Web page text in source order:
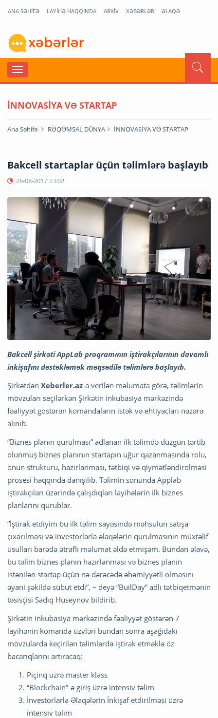
ANA SƏHİFƏ LAYİHƏ HAQQINDA ARXİV XƏBƏRLƏR ƏLAQƏ
İNNOVASİYA VƏ STARTAP
Ana Səhifə RƏQƏMSAL DÜNYA İNNOVASİYA VƏ STARTAP
Bakcell startaplar üçün təlimlərə başlayıb
28-08-2017 23:02
Bakcell şirkəti AppLab proqramının iştirakçılarının davamlı
inkişafını dəstəkləmək məqsədilə təlimlərə başlayıb.
Şirkətdən Xeberler.az-a verilən məlumata görə, təlimlərin
mövzuları seçilərkən Şirkətin inkubasiya mərkəzində
fəaliyyət göstərən komandaların istək və ehtiyacları nəzərə
alınıb.
“Biznes planın qurulması” adlanan ilk təlimdə düzgün tərtib
olunmuş biznes planının startapın uğur qazanmasında rolu,
onun strukturu, hazırlanması, tətbiqi və qiymətləndirolməsi
prosesi haqqında danışılıb. Təlimin sonunda Applab
iştirakçıları üzərində çalışdıqları layihələrin ilk biznes
planlarını qurublar.
“İştirak etdiyim bu ilk təlim sayəsində məhsulun satışa
çıxarılması və investorlarla əlaqələrin qurulmasının müxtəlif
üsulları barədə ətraflı məlumat əldə etmişəm. Bundan əlavə,
bu təlim biznes planın hazırlanması və biznes planın
istənilən startap üçün nə dərəcədə əhəmiyyətli olmasını
əyani şəkildə sübut etdi”, – deyə “BuilDay” adlı tətbiqetmənin
təsisçisi Sadıq Hüseynov bildirib.
Şirkətin inkubasiya mərkəzində fəaliyyət göstərən 7
layihənin komanda üzvləri bundan sonra aşağıdakı
mövzularda keçirilən təlimlərdə iştirak etməklə öz
bacarıqlarını artıracaq:
Piçinq üzrə master klass
“Blockchain”-ə giriş üzrə intensiv təlim
İnvestorlarla Əlaqələrin İnkişaf etdirilməsi üzrə
intensiv təlim